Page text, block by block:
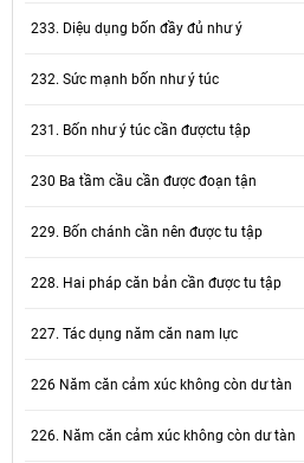
233. Diệu dụng bốn đầy đủ như ý
232. Sức mạnh bốn như ý túc
231. Bốn như ý túc cần đượctu tập
230 Ba tầm cầu cần được đoạn tận
229. Bốn chánh cần nên được tu tập
228. Hai pháp căn bản cần được tu tập
227. Tác dụng năm căn nam lực
226 Năm căn cảm xúc không còn dư tàn
226. Năm căn cảm xúc không còn dư tàn